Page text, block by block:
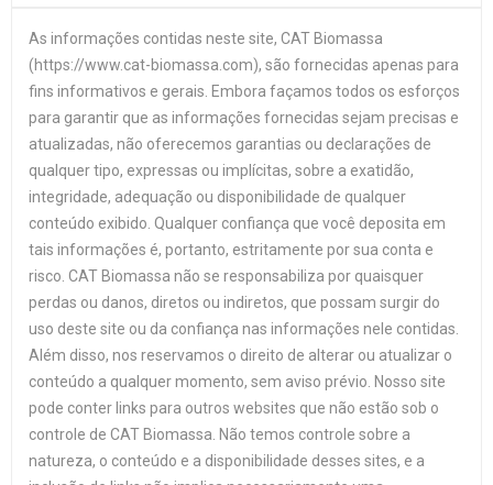
As informações contidas neste site, CAT Biomassa
(https://www.cat-biomassa.com), são fornecidas apenas para
fins informativos e gerais. Embora façamos todos os esforços
para garantir que as informações fornecidas sejam precisas e
atualizadas, não oferecemos garantias ou declarações de
qualquer tipo, expressas ou implícitas, sobre a exatidão,
integridade, adequação ou disponibilidade de qualquer
conteúdo exibido. Qualquer confiança que você deposita em
tais informações é, portanto, estritamente por sua conta e
risco. CAT Biomassa não se responsabiliza por quaisquer
perdas ou danos, diretos ou indiretos, que possam surgir do
uso deste site ou da confiança nas informações nele contidas.
Além disso, nos reservamos o direito de alterar ou atualizar o
conteúdo a qualquer momento, sem aviso prévio. Nosso site
pode conter links para outros websites que não estão sob o
controle de CAT Biomassa. Não temos controle sobre a
natureza, o conteúdo e a disponibilidade desses sites, e a